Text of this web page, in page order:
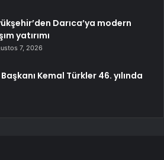
Darıca’ya modern
yatırımı
7, 2026
Kemal Türkler 46. yılında